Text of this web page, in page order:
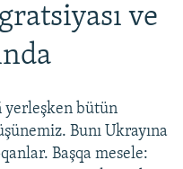
ve
yerleşken bütün
Bunı Ukrayına
Başqa mesele: